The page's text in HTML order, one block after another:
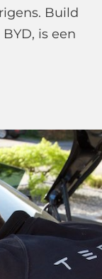
Build
is een